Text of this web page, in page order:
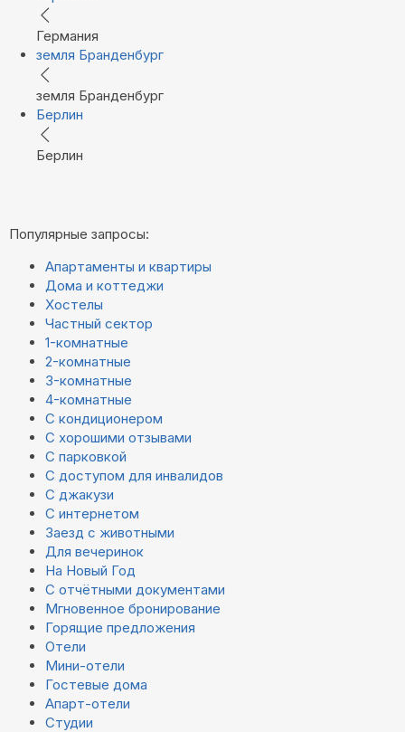
Германия
земля Бранденбург
земля Бранденбург
Берлин
Берлин
Популярные запросы:
Апартаменты и квартиры
Дома и коттеджи
Хостелы
Частный сектор
1-комнатные
2-комнатные
3-комнатные
4-комнатные
С кондиционером
С хорошими отзывами
С парковкой
С доступом для инвалидов
С джакузи
С интернетом
Заезд с животными
Для вечеринок
На Новый Год
С отчётными документами
Мгновенное бронирование
Горящие предложения
Отели
Мини-отели
Гостевые дома
Апарт-отели
Студии